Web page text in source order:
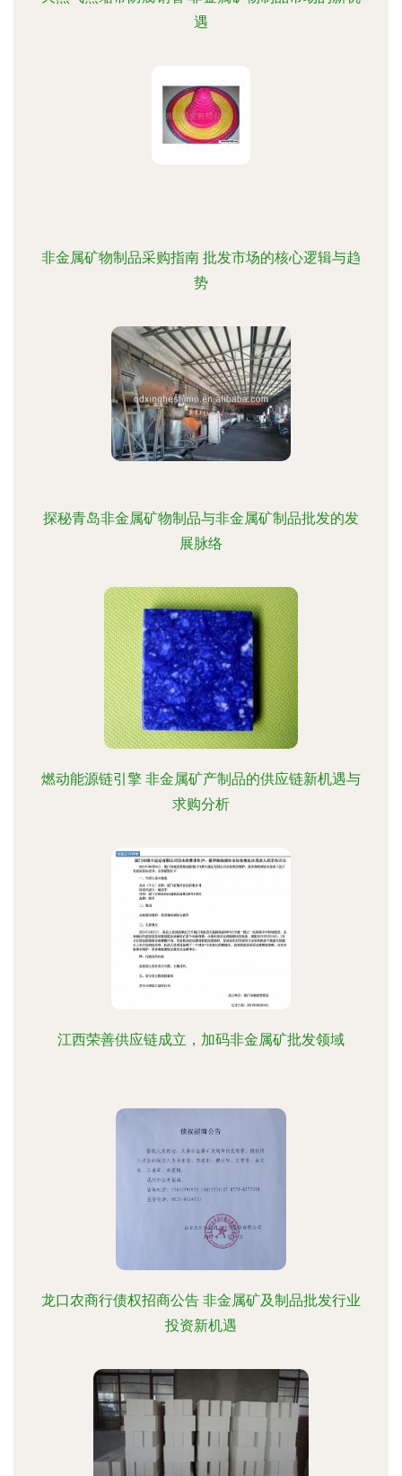
遇
非金属矿物制品采购指南 批发市场的核心逻辑与趋
势
探秘青岛非金属矿物制品与非金属矿制品批发的发
展脉络
燃动能源链引擎 非金属矿产制品的供应链新机遇与
求购分析
江西荣善供应链成立，加码非金属矿批发领域
龙口农商行债权招商公告 非金属矿及制品批发行业
投资新机遇